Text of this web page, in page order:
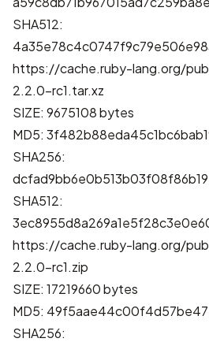
SHA512:
https://cache.ruby-lang.org/
2.2.0-rc1.tar.xz
SIZE: 9675108 bytes
MD5:
SHA256:
SHA512:
https://cache.ruby-lang.org/
2.2.0-rc1.zip
SIZE: 17219660 bytes
MD5:
SHA256: